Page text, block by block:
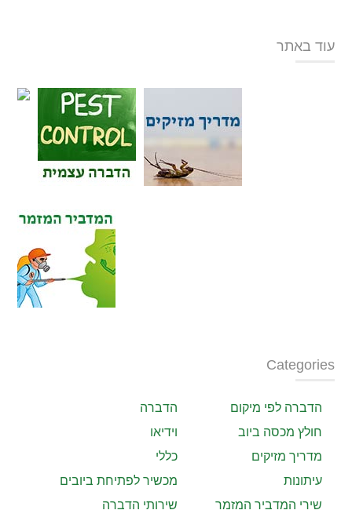
עוד באתר
Categories
הדברה
הדברה לפי מיקום
וידיאו
חולץ מכסה ביוב
כללי
מדריך מזיקים
מכשיר לפתיחת ביובים
עיתונות
שירותי הדברה
שירי המדביר המזמר